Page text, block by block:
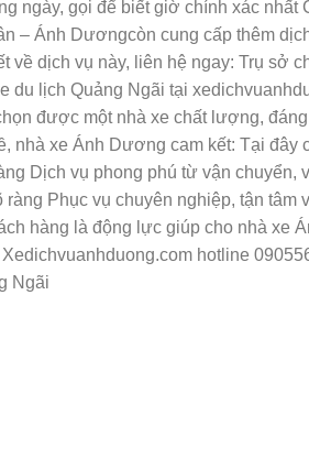
gọi để biết giờ chính xác nhất
– Ánh Dươngcòn cung cấp thêm
dịch vụ này, liên hệ ngay: Trụ sở
lịch Quảng Ngãi tại
được một nhà xe chất lượng,
nhà xe Ánh Dương cam kết: Tại đây
Dịch vụ phong phú từ vận chuyển,
Phục vụ chuyên nghiệp, tận tâm
hàng là động lực giúp cho nhà xe
hotline
Ngãi